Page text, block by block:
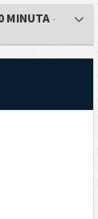
MINUTA -